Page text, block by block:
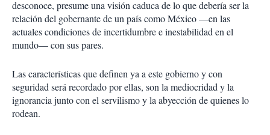
desconoce, presume una visión caduca de lo que debería ser la
relación del gobernante de un país como México —en las
actuales condiciones de incertidumbre e inestabilidad en el
mundo— con sus pares.
Las características que definen ya a este gobierno y con
seguridad será recordado por ellas, son la mediocridad y la
ignorancia junto con el servilismo y la abyección de quienes lo
rodean.